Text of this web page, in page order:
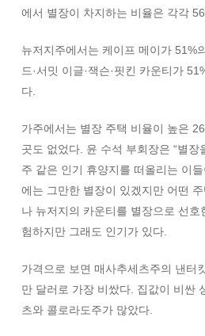
에서 별장이 차지하는 비율은 각각
뉴저지주에서는 케이프 메이가 51%
드·서밋 이글·잭슨·핏킨 카운티가
다.
가주에서는 별장 주택 비율이 높은
곳도 없었다. 윤 수석 부회장은 “별
주 같은 인기 휴양지를 떠올리는 이
에는 그만한 별장이 있겠지만 어떤
나 뉴저지의 카운티를 별장으로 선호
험하지만 그래도 인기가 있다.
가격으로 보면 매사추세츠주의 낸터
만 달러로 가장 비쌌다. 집값이 비싼
츠와 콜로라도주가 많았다.